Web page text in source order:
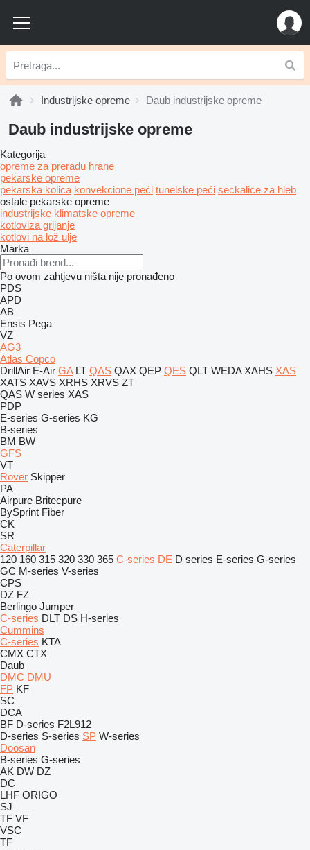
Industrijske opreme Daub industrijske opreme
Daub industrijske opreme
Kategorija
opreme za preradu hrane
pekarske opreme
pekarska kolica konvekcione peći tunelske peći seckalice za hleb
ostale pekarske opreme
industrijske klimatske opreme
kotloviza grijanje
kotlovi na lož ulje
Marka
Po ovom zahtjevu ništa nije pronađeno
PDS
APD
AB
Ensis Pega
VZ
AG3
Atlas Copco
DrillAir E-Air GA LT QAS QAX QEP QES QLT WEDA XAHS XAS
XATS XAVS XRHS XRVS ZT
QAS W series XAS
PDP
E-series G-series KG
B-series
BM BW
GFS
VT
Rover Skipper
PA
Airpure Britecpure
BySprint Fiber
CK
SR
Caterpillar
120 160 315 320 330 365 C-series DE D series E-series G-series
GC M-series V-series
CPS
DZ FZ
Berlingo Jumper
C-series DLT DS H-series
Cummins
C-series KTA
CMX CTX
Daub
DMC DMU
FP KF
SC
DCA
BF D-series F2L912
D-series S-series SP W-series
Doosan
B-series G-series
AK DW DZ
DC
LHF ORIGO
SJ
TF VF
VSC
TF